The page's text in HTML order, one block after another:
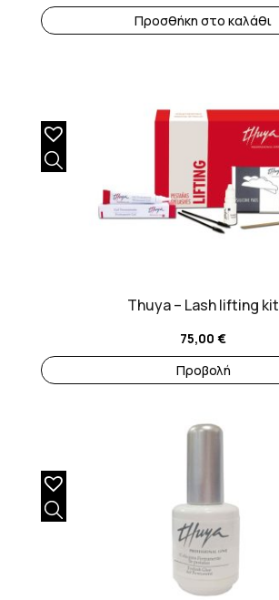
Προσθήκη στο καλάθι
Thuya – Lash lifting kit
75,00€
Προβολή